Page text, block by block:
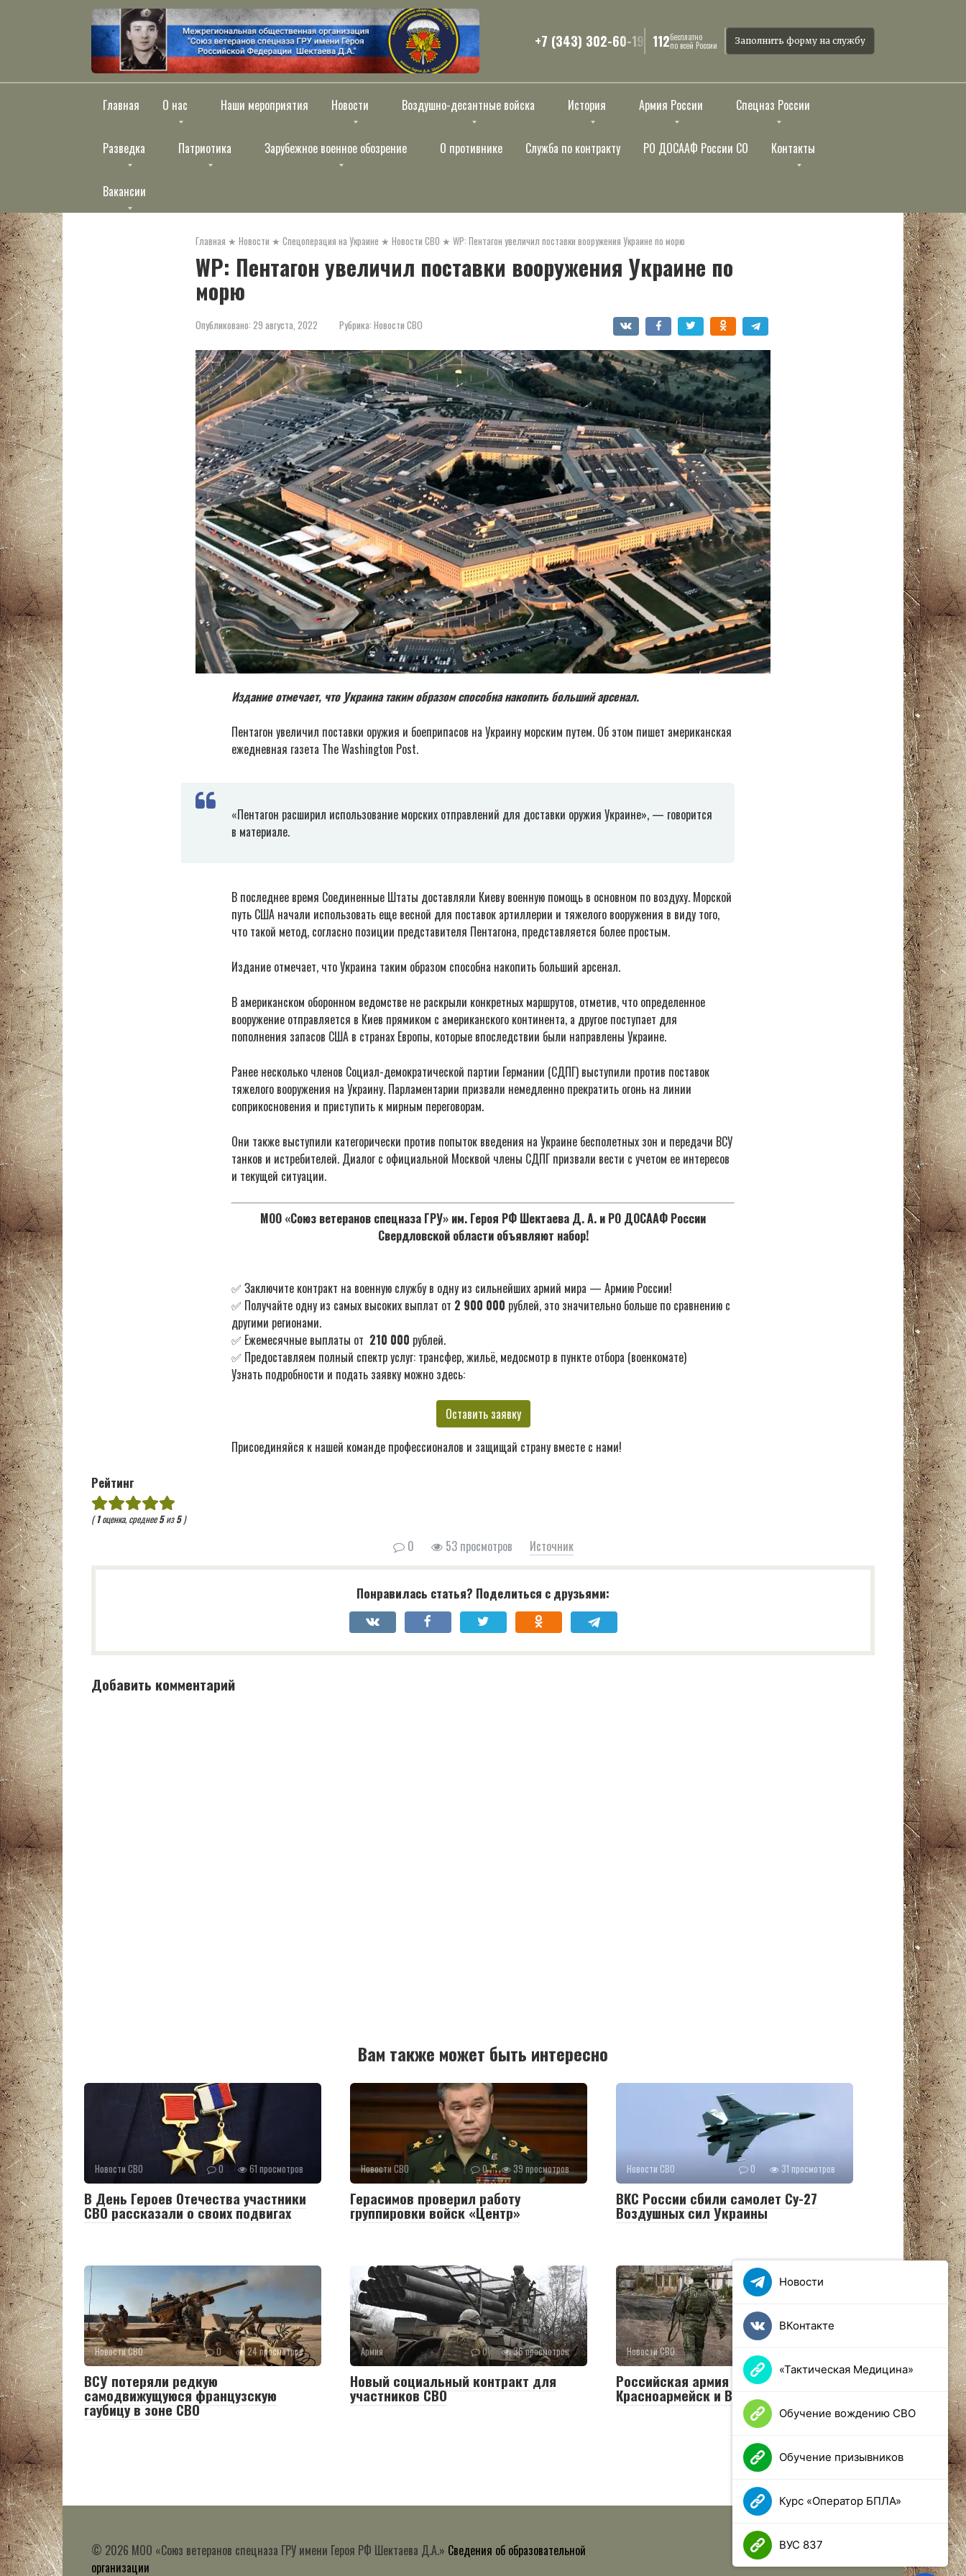
+7 (343) 302-60-19 112бесплатно
по всей России Заполнить форму на службу
Главная О нас Наши мероприятия Новости Воздушно-десантные войска История Армия России Спецназ России
Разведка Патриотика Зарубежное военное обозрение О противнике Служба по контракту РО ДОСААФ России СО Контакты
Вакансии
Главная ★ Новости ★ Спецоперация на Украине ★ Новости СВО ★ WP: Пентагон увеличил поставки вооружения Украине по морю
WP: Пентагон увеличил поставки вооружения Украине по
морю
Опубликовано: 29 августа, 2022 Рубрика: Новости СВО
Издание отмечает, что Украина таким образом способна накопить больший арсенал.
Пентагон увеличил поставки оружия и боеприпасов на Украину морским путем. Об этом пишет американская
ежедневная газета The Washington Post.
«Пентагон расширил использование морских отправлений для доставки оружия Украине», — говорится
в материале.
В последнее время Соединенные Штаты доставляли Киеву военную помощь в основном по воздуху. Морской
путь США начали использовать еще весной для поставок артиллерии и тяжелого вооружения в виду того,
что такой метод, согласно позиции представителя Пентагона, представляется более простым.
Издание отмечает, что Украина таким образом способна накопить больший арсенал.
В американском оборонном ведомстве не раскрыли конкретных маршрутов, отметив, что определенное
вооружение отправляется в Киев прямиком с американского континента, а другое поступает для
пополнения запасов США в странах Европы, которые впоследствии были направлены Украине.
Ранее несколько членов Социал-демократической партии Германии (СДПГ) выступили против поставок
тяжелого вооружения на Украину. Парламентарии призвали немедленно прекратить огонь на линии
соприкосновения и приступить к мирным переговорам.
Они также выступили категорически против попыток введения на Украине бесполетных зон и передачи ВСУ
танков и истребителей. Диалог с официальной Москвой члены СДПГ призвали вести с учетом ее интересов
и текущей ситуации.
МОО «Союз ветеранов спецназа ГРУ» им. Героя РФ Шектаева Д. А. и РО ДОСААФ России
Свердловской области объявляют набор!
✅ Заключите контракт на военную службу в одну из сильнейших армий мира — Армию России!
✅ Получайте одну из самых высоких выплат от 2 900 000 рублей, это значительно больше по сравнению с
другими регионами.
✅ Ежемесячные выплаты от 210 000 рублей.
✅ Предоставляем полный спектр услуг: трансфер, жильё, медосмотр в пункте отбора (военкомате)
Узнать подробности и подать заявку можно здесь:
Оставить заявку
Присоединяйся к нашей команде профессионалов и защищай страну вместе с нами!
Рейтинг
(1оценка, среднее5из5)
0 53 просмотров Источник
Понравилась статья? Поделиться с друзьями:
Добавить комментарий
Вам также может быть интересно
Новости СВО 0 61 просмотров
В День Героев Отечества участники
СВО рассказали о своих подвигах
Новости СВО 0 39 просмотров
Герасимов проверил работу
группировки войск «Центр»
Новости СВО 0 31 просмотров
ВКС России сбили самолет Су-27
Воздушных сил Украины
Новости СВО 0 24 просмотров
ВСУ потеряли редкую
самодвижущуюся французскую
гаубицу в зоне СВО
Армия 0 36 просмотров
Новый социальный контракт для
участников СВО
Новости СВО
Российская армия освободила
Красноармейск и Волчанск
© 2026 МОО «Союз ветеранов спецназа ГРУ имени Героя РФ Шектаева Д.А.» Сведения об образовательной
организации
Новости
ВКонтакте
«Тактическая Медицина»
Обучение вождению СВО
Обучение призывников
Курс «Оператор БПЛА»
ВУС 837